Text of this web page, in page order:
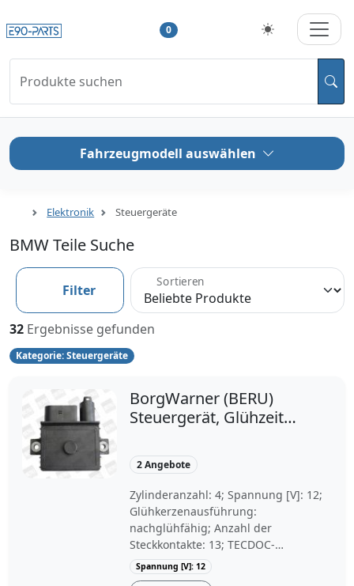
0
Produkte suchen
Fahrzeugmodell auswählen
Elektronik Steuergeräte
BMW Teile Suche
Filter
Sortieren
32 Ergebnisse gefunden
Kategorie: Steuergeräte
BorgWarner (BERU)
Steuergerät, Glühzeit
7798000 12217798000
GSE105
2 Angebote
Zylinderanzahl: 4; Spannung [V]: 12;
Glühkerzenausführung:
nachglühfähig; Anzahl der
Steckkontakte: 13; TECDOC-
Motornummer: 24405; Motorcode:
N47 D20 C
Spannung [V]: 12